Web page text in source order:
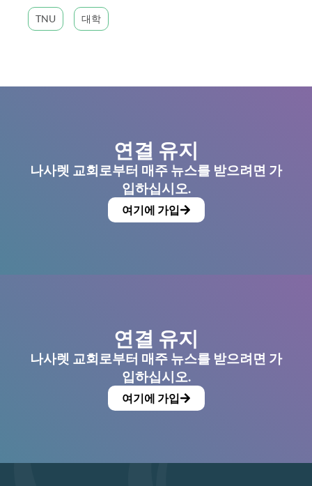
TNU 대학
연결 유지
나사렛 교회로부터 매주 뉴스를 받으려면 가
입하십시오.
여기에 가입
연결 유지
나사렛 교회로부터 매주 뉴스를 받으려면 가
입하십시오.
여기에 가입